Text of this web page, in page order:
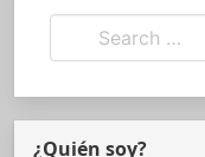
¿Quién soy?